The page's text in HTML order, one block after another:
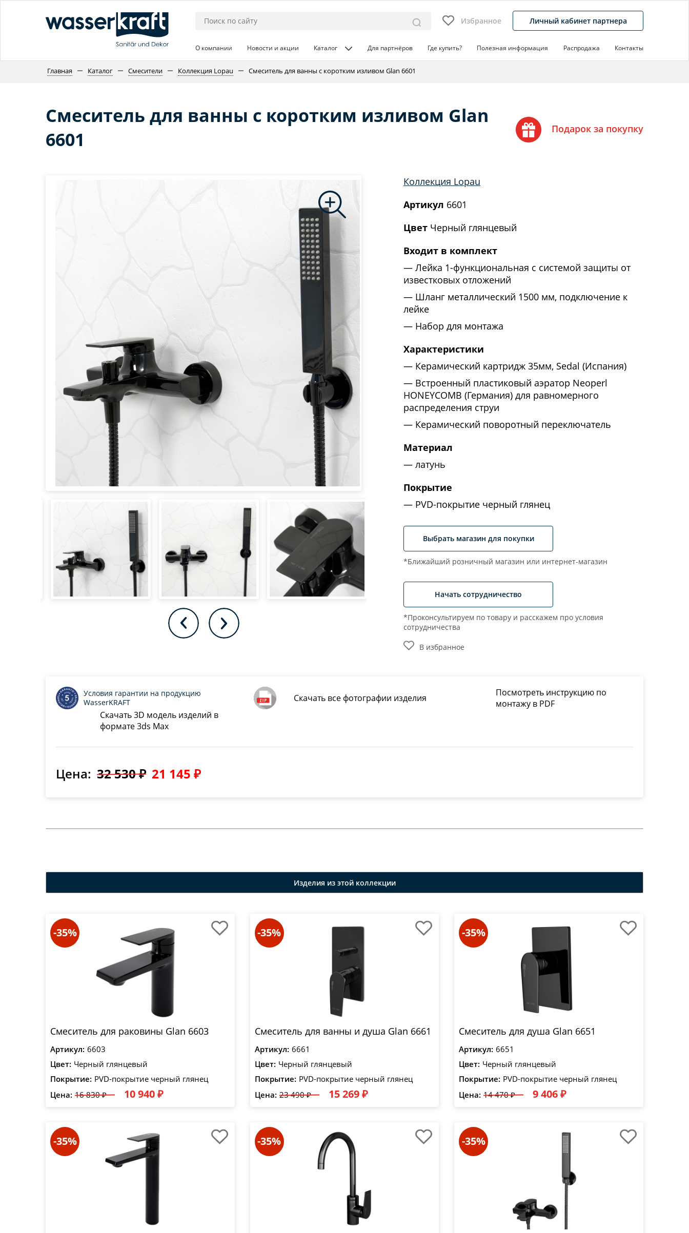
Избранное Личный кабинет партнера
О компании Новости и акции Каталог Для партнёров Где купить? Полезная информация Распродажа Контакты
Главная Каталог Смесители Коллекция Lopau Смеситель для ванны с коротким изливом Glan 6601
Смеситель для ванны с коротким изливом Glan
6601
Подарок за покупку
Коллекция Lopau
Артикул 6601
Цвет Черный глянцевый
Входит в комплект
Лейка 1-функциональная с системой защиты от
известковых отложений
Шланг металлический 1500 мм, подключение к
лейке
Набор для монтажа
Характеристики
Керамический картридж 35мм, Sedal (Испания)
Встроенный пластиковый аэратор Neoperl
HONEYCOMB (Германия) для равномерного
распределения струи
Керамический поворотный переключатель
Материал
латунь
Покрытие
PVD-покрытие черный глянец
Выбрать магазин для покупки
*Ближайший розничный магазин или интернет-магазин
Начать сотрудничество
*Проконсультируем по товару и расскажем про условия
сотрудничества
В избранное
Скачать все фотографии изделия
Посмотреть инструкцию по
монтажу в PDF
Скачать 3D модель изделий в
формате 3ds Max
Условия гарантии на продукцию
WasserKRAFT
Цена: 32 530 ₽ 21 145 ₽
Изделия из этой коллекции
-35%
Смеситель для раковины Glan 6603
Артикул: 6603
Цвет: Черный глянцевый
Покрытие: PVD-покрытие черный глянец
Цена: 16 830 ₽ 10 940 ₽
-35%
Смеситель для ванны и душа Glan 6661
Артикул: 6661
Цвет: Черный глянцевый
Покрытие: PVD-покрытие черный глянец
Цена: 23 490 ₽ 15 269 ₽
-35%
Смеситель для душа Glan 6651
Артикул: 6651
Цвет: Черный глянцевый
Покрытие: PVD-покрытие черный глянец
Цена: 14 470 ₽ 9 406 ₽
-35% -35% -35%